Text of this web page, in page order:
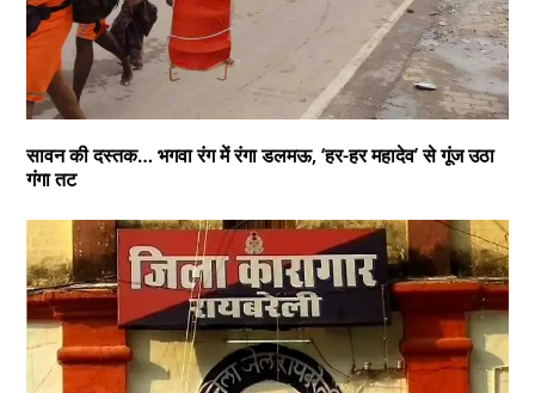
सावन की दस्तक… भगवा रंग में रंगा डलमऊ, ‘हर-हर महादेव’ से गूंज उठा
गंगा तट